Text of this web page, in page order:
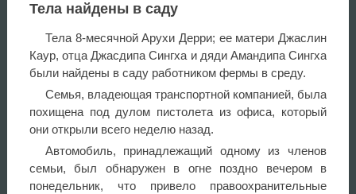
Тела найдены в саду
Тела 8-месячной Арухи Дерри; ее матери Джаслин
Каур, отца Джасдипа Сингха и дяди Амандипа Сингха
были найдены в саду работником фермы в среду.
Семья, владеющая транспортной компанией, была
похищена под дулом пистолета из офиса, который
они открыли всего неделю назад.
Автомобиль, принадлежащий одному из членов
семьи, был обнаружен в огне поздно вечером в
понедельник, что привело правоохранительные